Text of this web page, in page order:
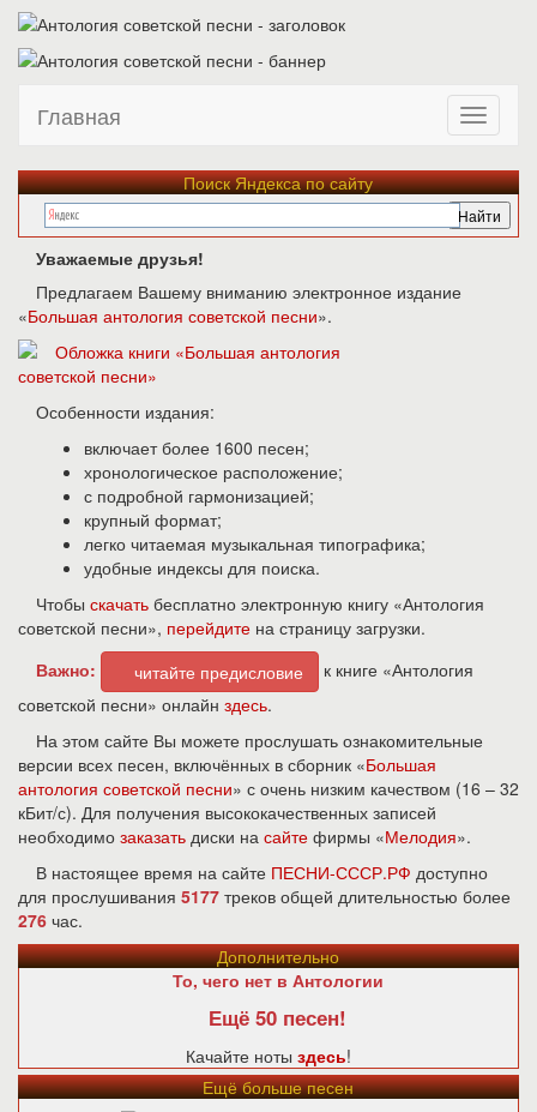
Главная
Поиск Яндекса по сайту
Уважаемые друзья!
Предлагаем Вашему вниманию электронное издание
«Большая антология советской песни».
Особенности издания:
включает более 1600 песен;
хронологическое расположение;
с подробной гармонизацией;
крупный формат;
легко читаемая музыкальная типографика;
удобные индексы для поиска.
Чтобы скачать бесплатно электронную книгу «Антология
советской песни», перейдите на страницу загрузки.
Важно:
читайте предисловие
к книге «Антология
советской песни» онлайн здесь.
На этом сайте Вы можете прослушать ознакомительные
версии всех песен, включённых в сборник «Большая
антология советской песни» с очень низким качеством (16 – 32
кБит/с). Для получения высококачественных записей
необходимо заказать диски на сайте фирмы «Мелодия».
В настоящее время на сайте ПЕСНИ-СССР.РФ доступно
для прослушивания 5177 треков общей длительностью более
276 час.
Дополнительно
То, чего нет в Антологии
Ещё 50 песен!
Качайте ноты здесь!
Ещё больше песен